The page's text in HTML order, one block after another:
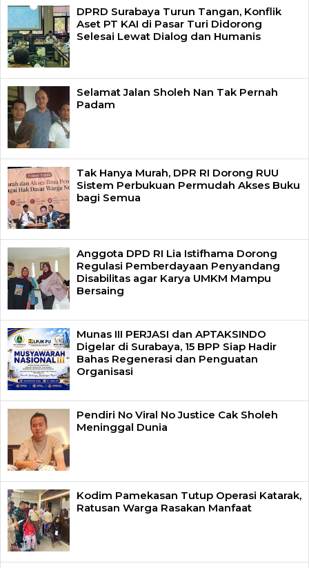
DPRD Surabaya Turun Tangan, Konflik
Aset PT KAI di Pasar Turi Didorong
Selesai Lewat Dialog dan Humanis
Selamat Jalan Sholeh Nan Tak Pernah
Padam
Tak Hanya Murah, DPR RI Dorong RUU
Sistem Perbukuan Permudah Akses Buku
bagi Semua
Anggota DPD RI Lia Istifhama Dorong
Regulasi Pemberdayaan Penyandang
Disabilitas agar Karya UMKM Mampu
Bersaing
Munas III PERJASI dan APTAKSINDO
Digelar di Surabaya, 15 BPP Siap Hadir
Bahas Regenerasi dan Penguatan
Organisasi
Pendiri No Viral No Justice Cak Sholeh
Meninggal Dunia
Kodim Pamekasan Tutup Operasi Katarak,
Ratusan Warga Rasakan Manfaat